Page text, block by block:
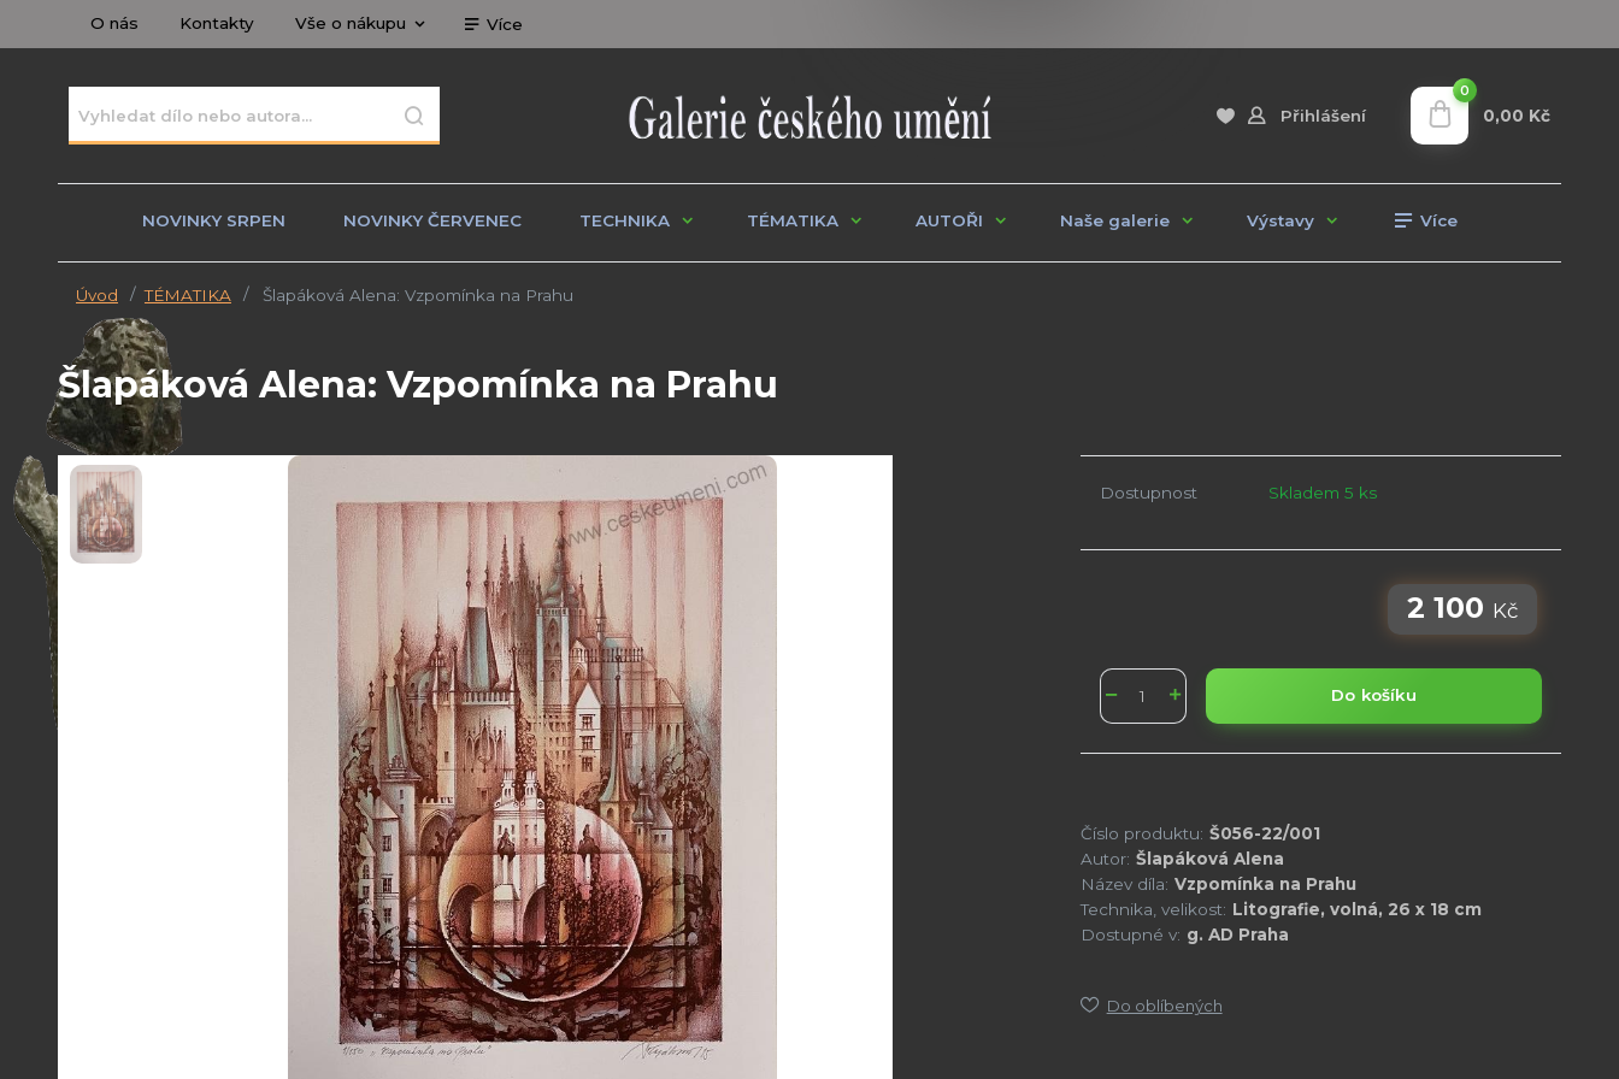
O nás Kontakty Vše o nákupu Více
Přihlášení
0
0,00 Kč
NOVINKY SRPEN NOVINKY ČERVENEC TECHNIKA TÉMATIKA AUTOŘI Naše galerie Výstavy Více
Úvod TÉMATIKA Šlapáková Alena: Vzpomínka na Prahu
Šlapáková Alena: Vzpomínka na Prahu
Dostupnost Skladem 5 ks
2 100 Kč
Do košíku
Číslo produktu: Š056-22/001
Autor: Šlapáková Alena
Název díla: Vzpomínka na Prahu
Technika, velikost: Litografie, volná, 26 x 18 cm
Dostupné v: g. AD Praha
Do oblíbených